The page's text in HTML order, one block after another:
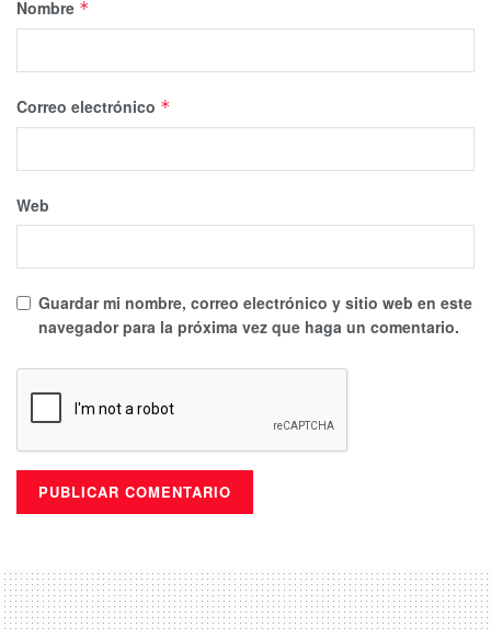
Nombre *
Correo electrónico *
Web
Guardar mi nombre, correo electrónico y sitio web en este
navegador para la próxima vez que haga un comentario.